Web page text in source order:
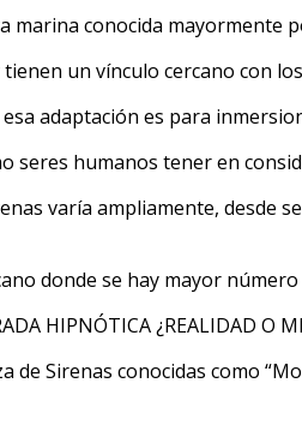
marina conocida mayormente
un vínculo cercano con
adaptación es para
seres humanos tener en
varía ampliamente, desde
donde se hay mayor
de Sirenas conocidas como